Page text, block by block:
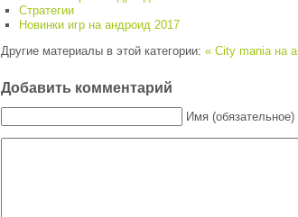
Стратегии
Новинки игр на андроид 2017
Другие материалы в этой категории: « City mania на
Добавить комментарий
Имя (обязательное)